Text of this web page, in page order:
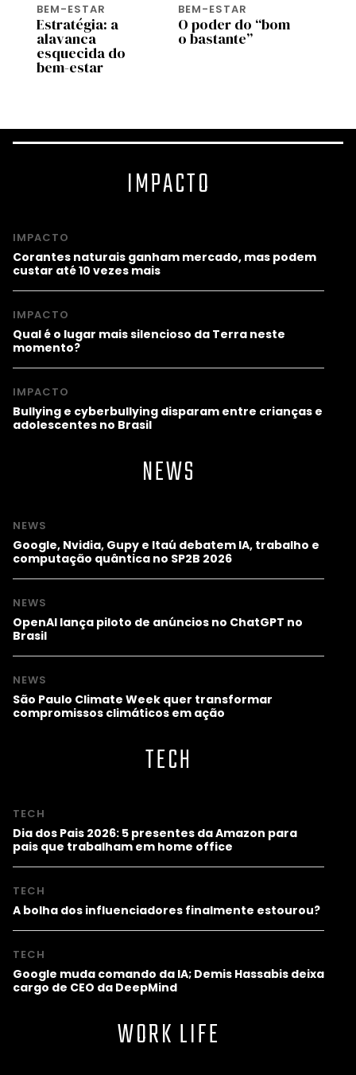
BEM-ESTAR
Estratégia: a
alavanca
esquecida do
bem-estar
BEM-ESTAR
O poder do “bom
o bastante”
IMPACTO
IMPACTO
Corantes naturais ganham mercado, mas podem
custar até 10 vezes mais
IMPACTO
Qual é o lugar mais silencioso da Terra neste
momento?
IMPACTO
Bullying e cyberbullying disparam entre crianças e
adolescentes no Brasil
NEWS
NEWS
Google, Nvidia, Gupy e Itaú debatem IA, trabalho e
computação quântica no SP2B 2026
NEWS
OpenAI lança piloto de anúncios no ChatGPT no
Brasil
NEWS
São Paulo Climate Week quer transformar
compromissos climáticos em ação
TECH
TECH
Dia dos Pais 2026: 5 presentes da Amazon para
pais que trabalham em home office
TECH
A bolha dos influenciadores finalmente estourou?
TECH
Google muda comando da IA; Demis Hassabis deixa
cargo de CEO da DeepMind
WORK LIFE